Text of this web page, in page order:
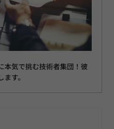
本気で挑む技術者集団！彼
す。